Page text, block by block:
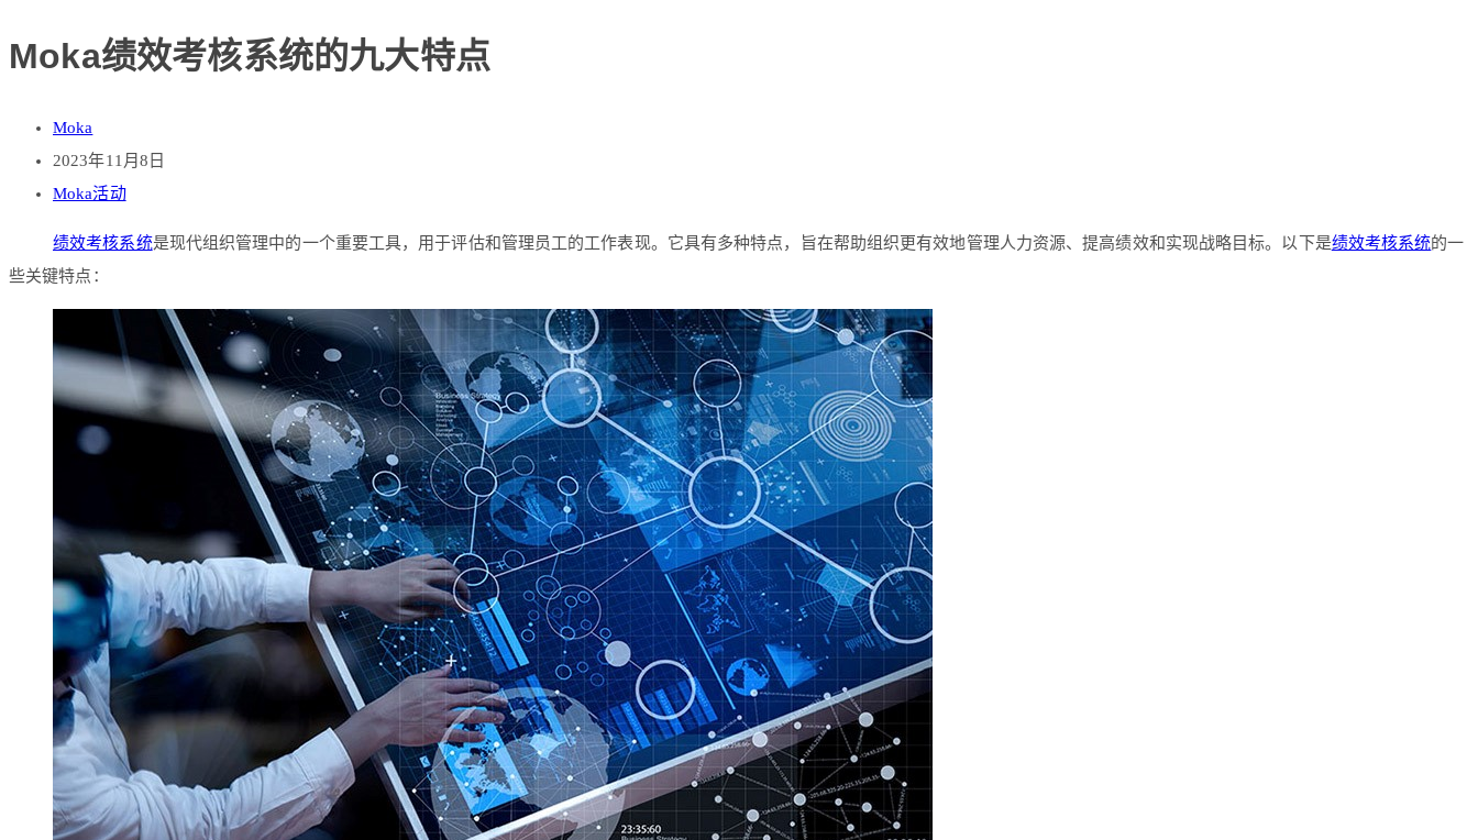
Moka绩效考核系统的九大特点
Moka
2023年11月8日
Moka活动
绩效考核系统是现代组织管理中的一个重要工具，用于评估和管理员工的工作表现。它具有多种特点，旨在帮助组织更有效地管理人力资源、提高绩效和实现战略目标。以下是绩效考核系统的一
些关键特点：